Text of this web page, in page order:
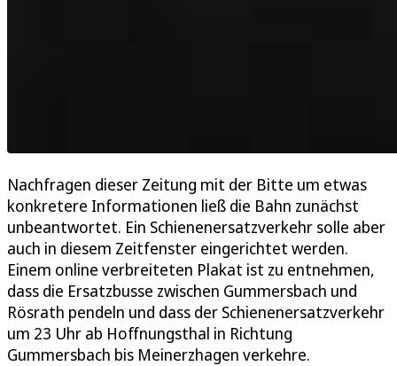
Nachfragen dieser Zeitung mit der Bitte um etwas
konkretere Informationen ließ die Bahn zunächst
unbeantwortet. Ein Schienenersatzverkehr solle aber
auch in diesem Zeitfenster eingerichtet werden.
Einem online verbreiteten Plakat ist zu entnehmen,
dass die Ersatzbusse zwischen Gummersbach und
Rösrath pendeln und dass der Schienenersatzverkehr
um 23 Uhr ab Hoffnungsthal in Richtung
Gummersbach bis Meinerzhagen verkehre.